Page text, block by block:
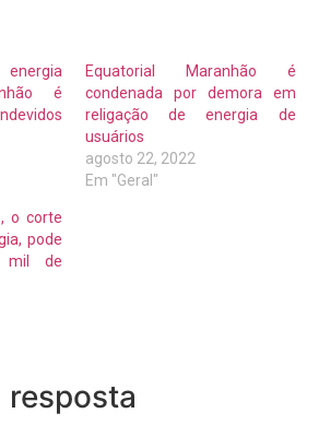
é
Equatorial Maranhão é
condenada por demora em
religação de energia de
usuários
agosto 22, 2022
Em "Geral"
o corte
pode
mil de
resposta